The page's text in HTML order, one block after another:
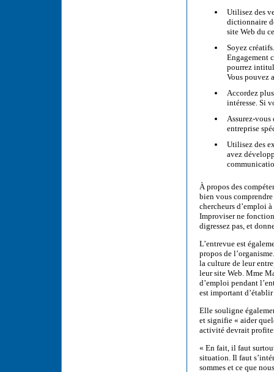
Utilisez des
dictionnaire
site Web du
Soyez
Engagement
pourrez
Vous pouvez
Accordez
intéresse. Si
Assurez-vous
entreprise
Utilisez des
avez
À propos des
bien vous
chercheurs d’emploi
Improviser ne
digressez pas, et
L’entrevue est
propos de
la culture de leur
leur site Web. Mme
d’emploi pendant
est important
Elle souligne
et signifie « aider
activité devrait
« En fait, il faut
situation. Il faut
sommes et ce que